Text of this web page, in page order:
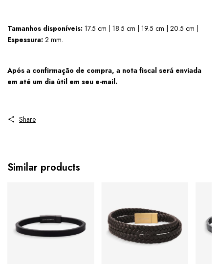
Tamanhos disponíveis: 17.5 cm | 18.5 cm | 19.5 cm | 20.5 cm |
Espessura: 2 mm.
Após a confirmação de compra, a nota fiscal será enviada
em até um dia útil em seu e-mail.
Share
Similar products